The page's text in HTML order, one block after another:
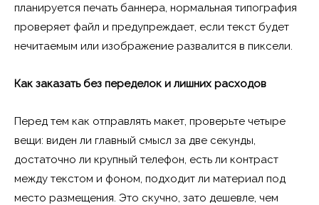
планируется печать баннера, нормальная типография
проверяет файл и предупреждает, если текст будет
нечитаемым или изображение развалится в пиксели.
Как заказать без переделок и лишних расходов
Перед тем как отправлять макет, проверьте четыре
вещи: виден ли главный смысл за две секунды,
достаточно ли крупный телефон, есть ли контраст
между текстом и фоном, подходит ли материал под
место размещения. Это скучно, зато дешевле, чем